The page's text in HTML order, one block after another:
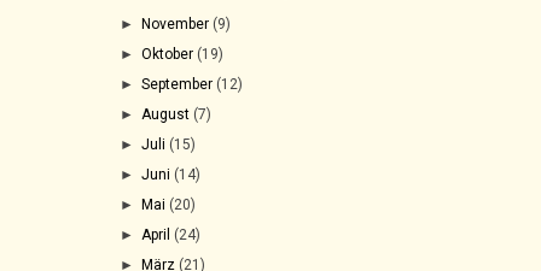
►November (9)
►Oktober (19)
►September (12)
► August (7)
►Juli (15)
►Juni (14)
►Mai (20)
► April (24)
►März (21)